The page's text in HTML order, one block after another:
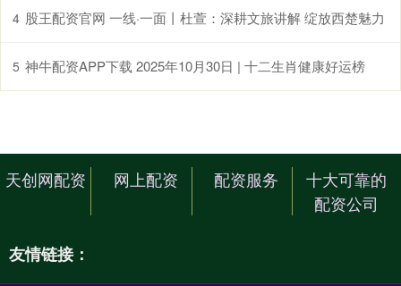
4 股王配资官网 一线·一面丨杜萱：深耕文旅讲解 绽放西楚魅力
5 神牛配资APP下载 2025年10月30日 | 十二生肖健康好运榜
天创网配资 网上配资 配资服务
十大可靠的
配资公司
友情链接：